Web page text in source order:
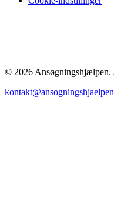
© 2026 Ansøgningshjælpen.